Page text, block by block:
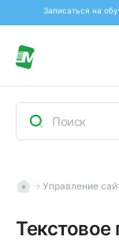
Записаться на
Управление
Текстовое